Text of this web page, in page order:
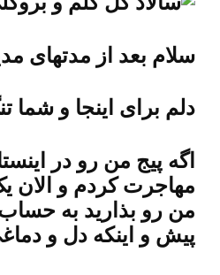
بروکلی
سلام بعد از مدتهای
دلم برای اینجا و شما
اگه پیج من رو در
مهاجرت کردم و الان
من رو بذارید به حساب
پیش و اینکه دل و